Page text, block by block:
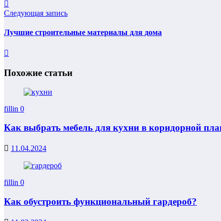
Следующая запись
Лучшие строительные материалы для дома
Похожие статьи
fillin 0
Как выбрать мебель для кухни в коридорной
11.04.2024
fillin 0
Как обустроить функциональный гардероб?